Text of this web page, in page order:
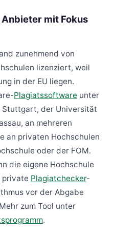
mit Fokus
zunehmend von
lizenziert, weil
in der EU liegen.
Plagiatssoftware unter
der Universität
an mehreren
an privaten Hochschulen
oder der FOM.
die eigene Hochschule
private Plagiatchecker-
vor der Abgabe
zum Tool unter
.